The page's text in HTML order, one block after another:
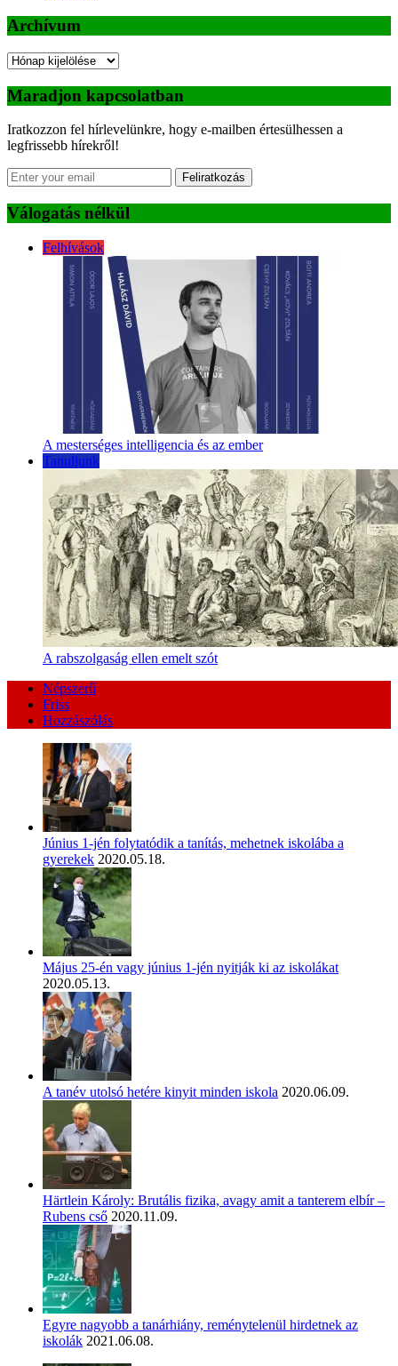
Archívum
Archívum
Maradjon kapcsolatban
Iratkozzon fel hírlevelünkre, hogy e-mailben értesülhessen a
legfrissebb hírekről!
Feliratkozás
Válogatás nélkül
Felhívások
A mesterséges intelligencia és az ember
Tanuljunk
A rabszolgaság ellen emelt szót
Népszerű
Friss
Hozzászólás
Június 1-jén folytatódik a tanítás, mehetnek iskolába a
gyerekek 2020.05.18.
Május 25-én vagy június 1-jén nyitják ki az iskolákat
2020.05.13.
A tanév utolsó hetére kinyit minden iskola 2020.06.09.
Härtlein Károly: Brutális fizika, avagy amit a tanterem elbír –
Rubens cső 2020.11.09.
Egyre nagyobb a tanárhiány, reménytelenül hirdetnek az
iskolák 2021.06.08.